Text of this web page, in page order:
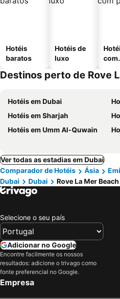
Hotéis
baratos
Hotéis de
luxo
com
Destinos perto de Rove
Hotéis em Dubai
Hotéis em Sharjah
Hotéis em Umm Al-Quwain
Ver todas as estadias em Dubai
Comparador de Hotéis
Ásia
Dubai
Dubai Rove La Mer Beach
Selecione o seu país
Adicionar no Google
Encontre facilmente os nossos
resultados: adicione o trivago como
fonte preferencial no Google.
Empresa